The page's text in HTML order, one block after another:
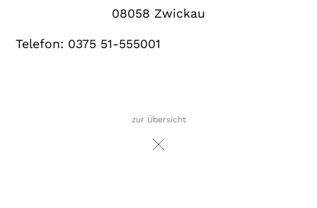
08058 Zwickau
Telefon: 0375 51-555001
zur Übersicht